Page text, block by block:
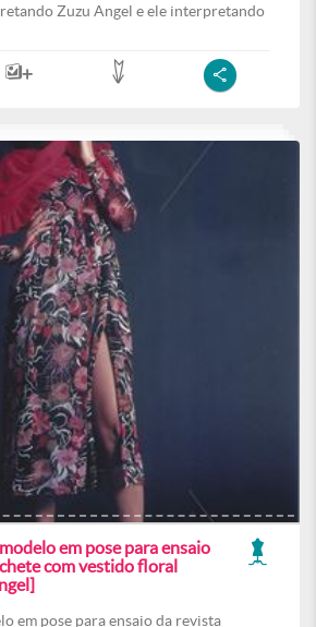
Zuzu Angel e ele interpretando
em pose para ensaio
com vestido floral
em pose para ensaio da revista